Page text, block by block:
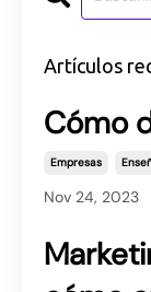
Artículos
Cómo
Empresas
Nov 24, 2023